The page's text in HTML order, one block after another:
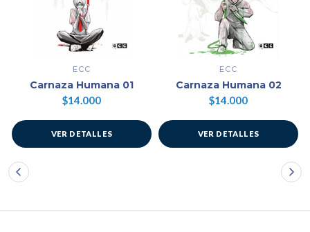
ECC
Carnaza Humana 01
$14.000
VER DETALLES
ECC
Carnaza Humana 02
$14.000
VER DETALLES